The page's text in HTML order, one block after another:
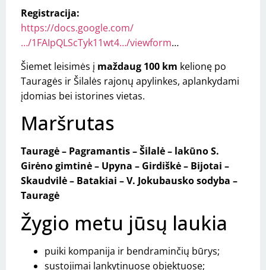
Registracija:
https://docs.google.com/
…/1FAIpQLScTyk11wt4…/viewform…
Šiemet leisimės į maždaug 100 km kelionę po
Tauragės ir Šilalės rajonų apylinkes, aplankydami
įdomias bei istorines vietas.
Maršrutas
Tauragė – Pagramantis – Šilalė – lakūno S.
Girėno gimtinė – Upyna – Girdiškė – Bijotai –
Skaudvilė – Batakiai – V. Jokubausko sodyba –
Tauragė
Žygio metu jūsų laukia
puiki kompanija ir bendraminčių būrys;
sustojimai lankytinuose objektuose;